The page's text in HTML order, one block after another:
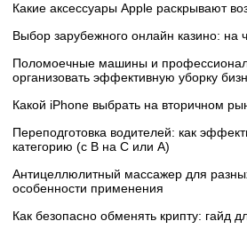
Какие аксессуары Apple раскрывают
Выбор зарубежного онлайн казино: на
Поломоечные машины и
организовать эффективную уборку
Какой iPhone выбрать на вторичном
Переподготовка водителей: как
категорию (с B на C или А)
Антицеллюлитный массажер для
особенности применения
Как безопасно обменять крипту: гайд